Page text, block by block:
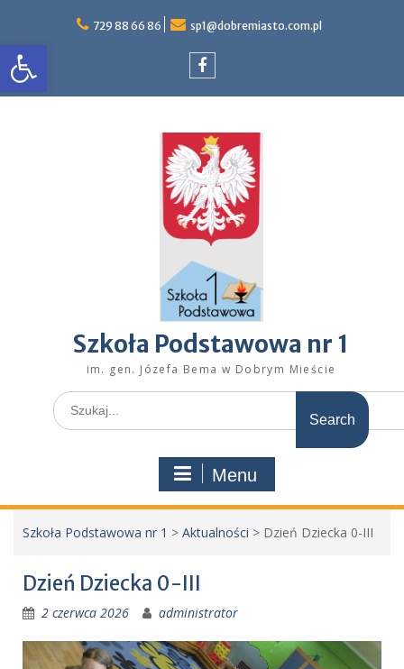
Otwórz pasek narzędzicontent
729 88 66 86 sp1@dobremiasto.com.pl
Szkoła Podstawowa nr 1
im. gen. Józefa Bema w Dobrym Mieście
Search
for:
Menu
Szkoła Podstawowa nr 1 > Aktualności > Dzień Dziecka 0-III
Dzień Dziecka 0-III
2 czerwca 2026 administrator